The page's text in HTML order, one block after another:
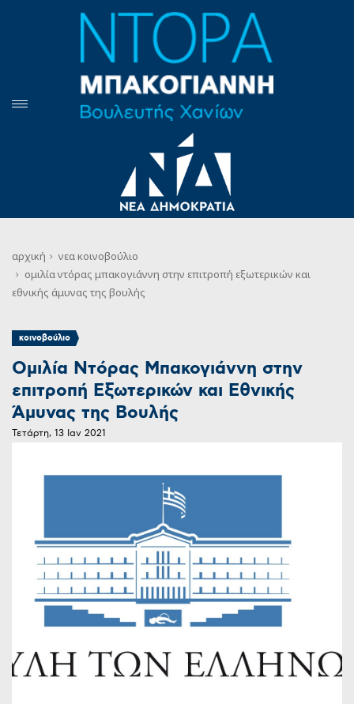
αρχική νεακοινοβούλιο
ομιλία ντόρας μπακογιάννη στην επιτροπή εξωτερικών και
εθνικής άμυνας της βουλής
κοινοβούλιο
Ομιλία Ντόρας Μπακογιάννη στην
επιτροπή Εξωτερικών και Εθνικής
Άμυνας της Βουλής
Τετάρτη, 13 Ιαν 2021